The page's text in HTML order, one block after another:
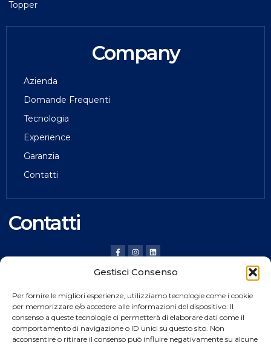
Gestisci Consenso
Per fornire le migliori esperienze, utilizziamo tecnologie come i cookie
per memorizzare e/o accedere alle informazioni del dispositivo. Il
consenso a queste tecnologie ci permetterà di elaborare dati come il
comportamento di navigazione o ID unici su questo sito. Non
acconsentire o ritirare il consenso può influire negativamente su alcune
Topper
Company
Azienda
Domande Frequenti
Tecnologia
Experience
Garanzia
Contatti
Contatti
HILDING ANDERS ITALY SRL
Via Verona, 20 36020 Pove del Grappa (VI) Italy
Tel.+39 0424 8008
Fax +39 0424 800926